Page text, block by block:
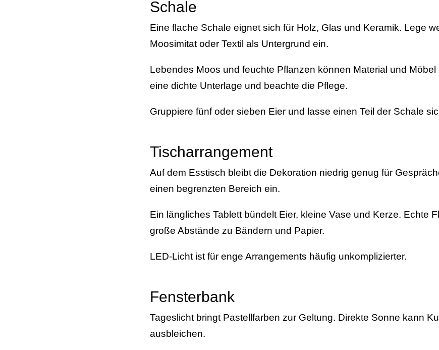
Schale
Eine flache Schale eignet sich für Holz, Glas und Keramik. Lege
Moosimitat oder Textil als Untergrund ein.
Lebendes Moos und feuchte Pflanzen können Material und
eine dichte Unterlage und beachte die Pflege.
Gruppiere fünf oder sieben Eier und lasse einen Teil der Schale
Tischarrangement
Auf dem Esstisch bleibt die Dekoration niedrig genug für
einen begrenzten Bereich ein.
Ein längliches Tablett bündelt Eier, kleine Vase und Kerze. Echte
große Abstände zu Bändern und Papier.
LED-Licht ist für enge Arrangements häufig unkomplizierter.
Fensterbank
Tageslicht bringt Pastellfarben zur Geltung. Direkte Sonne kann
ausbleichen.